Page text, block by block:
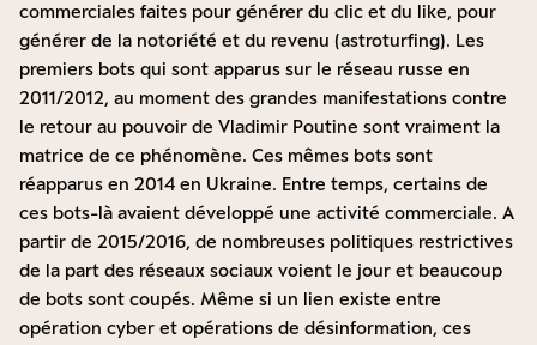
commerciales faites pour générer du clic et du like, pour
générer de la notoriété et du revenu (astroturfing). Les
premiers bots qui sont apparus sur le réseau russe en
2011/2012, au moment des grandes manifestations contre
le retour au pouvoir de Vladimir Poutine sont vraiment la
matrice de ce phénomène. Ces mêmes bots sont
réapparus en 2014 en Ukraine. Entre temps, certains de
ces bots-là avaient développé une activité commerciale. A
partir de 2015/2016, de nombreuses politiques restrictives
de la part des réseaux sociaux voient le jour et beaucoup
de bots sont coupés. Même si un lien existe entre
opération cyber et opérations de désinformation, ces